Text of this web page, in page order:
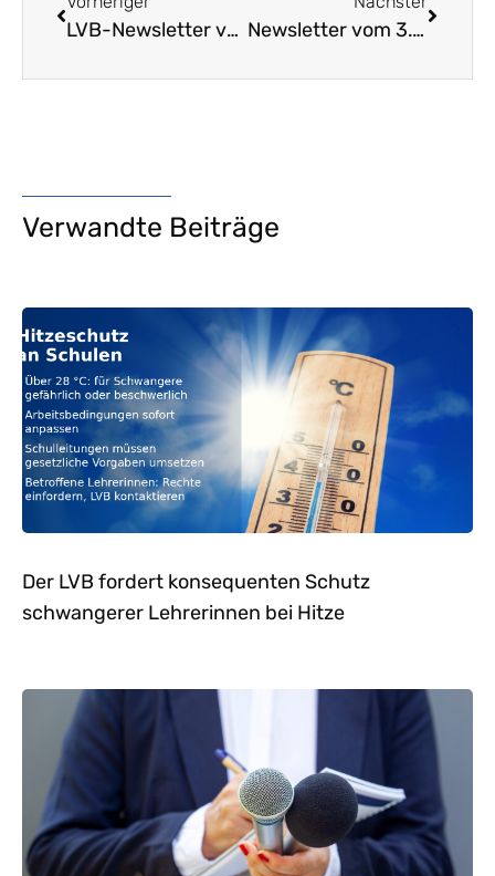
LVB-Newsletter vom 13.08.2014: Neue Website Newsletter vom 3.9.2014: Stellungnahme zur medialen Berichterstattung der vergangenen Tage
Verwandte Beiträge
Der LVB fordert konsequenten Schutz
schwangerer Lehrerinnen bei Hitze